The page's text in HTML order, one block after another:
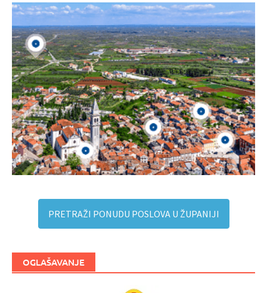
PRETRAŽI PONUDU POSLOVA U ŽUPANIJI
OGLAŠAVANJE